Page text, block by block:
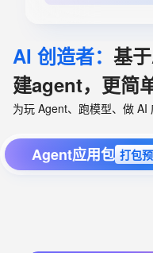
AI 创造者： 基
建agent，更简
为玩 Agent、跑模型、做
Agent应用包 打包